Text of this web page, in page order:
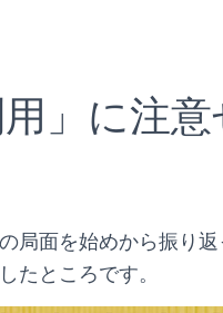
用」に注意
局面を始めから振り
たところです。